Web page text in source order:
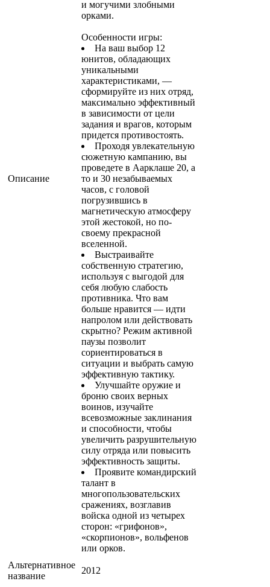
Описание
и могучими злобными
орками.
Особенности игры:
На ваш выбор 12
юнитов, обладающих
уникальными
характеристиками, —
сформируйте из них отряд,
максимально эффективный
в зависимости от цели
задания и врагов, которым
придется противостоять.
Проходя увлекательную
сюжетную кампанию, вы
проведете в Аарклаше 20, а
то и 30 незабываемых
часов, с головой
погрузившись в
магнетическую атмосферу
этой жестокой, но по-
своему прекрасной
вселенной.
Выстраивайте
собственную стратегию,
используя с выгодой для
себя любую слабость
противника. Что вам
больше нравится — идти
напролом или действовать
скрытно? Режим активной
паузы позволит
сориентироваться в
ситуации и выбрать самую
эффективную тактику.
Улучшайте оружие и
броню своих верных
воинов, изучайте
всевозможные заклинания
и способности, чтобы
увеличить разрушительную
силу отряда или повысить
эффективность защиты.
Проявите командирский
талант в
многопользовательских
сражениях, возглавив
войска одной из четырех
сторон: «грифонов»,
«скорпионов», вольфенов
или орков.
Альтернативное
название
2012